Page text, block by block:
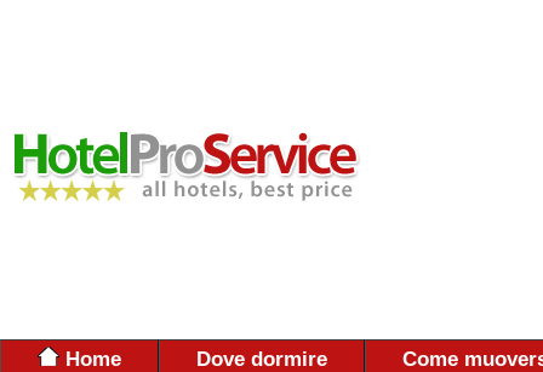
Home Dove dormire Come